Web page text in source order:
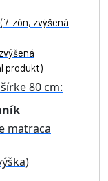
zón, zvýšená
produkt)
80 cm:
matraca